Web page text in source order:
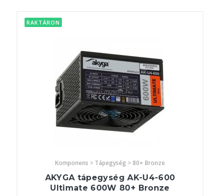
RAKTÁRON
Komponens > Tápegység > 80+ Bronze
AKYGA tápegység AK-U4-600
Ultimate 600W 80+ Bronze